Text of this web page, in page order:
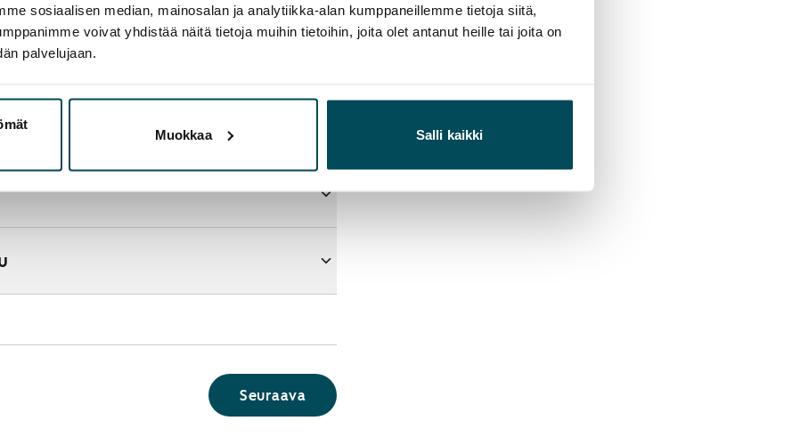
sosiaalisen median, mainosalan ja analytiikka-alan kumppaneillemme tietoja siitä,
voivat yhdistää näitä tietoja muihin tietoihin, joita olet antanut heille tai joita on
palvelujaan.
Muokkaa Salli kaikki
Seuraava